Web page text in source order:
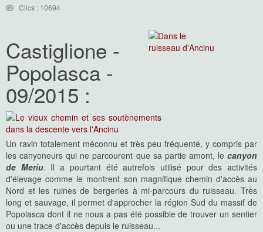
Clics : 10694
Castiglione -
Popolasca -
09/2015 :
Un ravin totalement méconnu et très peu fréquenté, y compris par
les canyoneurs qui ne parcourent que sa partie amont, le canyon
de Meriu. Il a pourtant été autrefois utilisé pour des activités
d'élevage comme le montrent son magnifique chemin d'accès au
Nord et les ruines de bergeries à mi-parcours du ruisseau. Très
long et sauvage, il permet d'approcher la région Sud du massif de
Popolasca dont il ne nous a pas été possible de trouver un sentier
ou une trace d'accès depuis le ruisseau...